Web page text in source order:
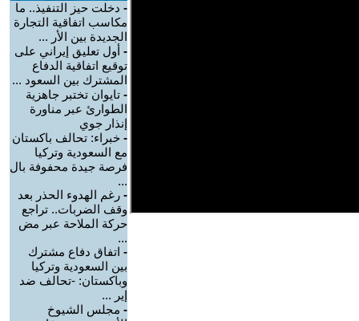
- دخلت حيز التنفيذ.. ما
مكاسب اتفاقية التجارة
الجديدة بين الأر ...
- أول تعليق إيراني على
توقيع اتفاقية الدفاع
المشترك بين السعود ...
- تايوان تختبر جاهزية
الطوارئ عبر مناورة
إنذار جوي
- خبراء: تحالف باكستان
مع السعودية وتركيا
فرصة جيدة محفوفة بال
...
- رغم الهدوء الحذر بعد
وقف الضربات.. تراجع
حركة الملاحة عبر مض
...
- اتفاق دفاع مشترك
بين السعودية وتركيا
وباكستان: -تحالف ضد
إير ...
- مجلس الشيوخ